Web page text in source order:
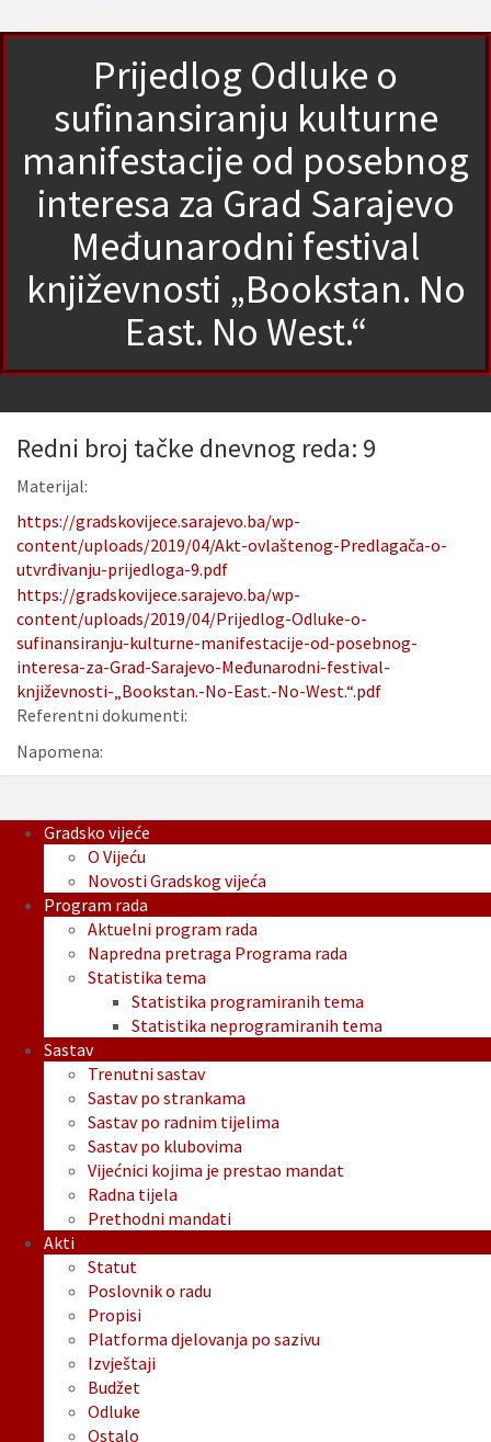
Prijedlog Odluke o
sufinansiranju kulturne
manifestacije od posebnog
interesa za Grad Sarajevo
Međunarodni festival
književnosti „Bookstan. No
East. No West.“
Redni broj tačke dnevnog reda: 9
Materijal:
https://gradskovijece.sarajevo.ba/wp-
content/uploads/2019/04/Akt-ovlaštenog-Predlagača-o-
utvrđivanju-prijedloga-9.pdf
https://gradskovijece.sarajevo.ba/wp-
content/uploads/2019/04/Prijedlog-Odluke-o-
sufinansiranju-kulturne-manifestacije-od-posebnog-
interesa-za-Grad-Sarajevo-Međunarodni-festival-
književnosti-„Bookstan.-No-East.-No-West.“.pdf
Referentni dokumenti:
Napomena:
Gradsko vijeće
O Vijeću
Novosti Gradskog vijeća
Program rada
Aktuelni program rada
Napredna pretraga Programa rada
Statistika tema
Statistika programiranih tema
Statistika neprogramiranih tema
Sastav
Trenutni sastav
Sastav po strankama
Sastav po radnim tijelima
Sastav po klubovima
Vijećnici kojima je prestao mandat
Radna tijela
Prethodni mandati
Akti
Statut
Poslovnik o radu
Propisi
Platforma djelovanja po sazivu
Izvještaji
Budžet
Odluke
Ostalo